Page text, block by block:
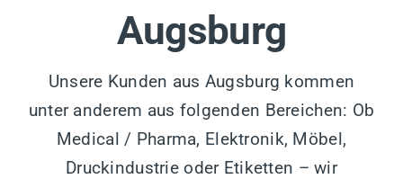
Augsburg
Unsere Kunden aus Augsburg kommen
unter anderem aus folgenden Bereichen: Ob
Medical / Pharma, Elektronik, Möbel,
Druckindustrie oder Etiketten – wir